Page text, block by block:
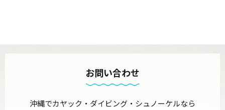
お問い合わせ
沖縄でカヤック・ダイビング・シュノーケルなら